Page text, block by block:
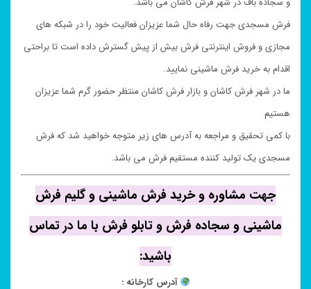
فرش مسجدی جهت رفاه حال شما عزیزان فعالیت خود را در شبکه های
مجازی و فروش اینترنتی فرش بیش از پیش گسترش داده است تا براحتی
اقدام به خرید فرش ماشینی نمایید.
ما در شهر فرش کاشان و بازار فرش کاشان منتظر حضور گرم شما عزیزان
هستیم
با کمی تحقیق و مراجعه به آدرس های زیر متوجه خواهید شد که فرش
مسجدی یک تولید کننده مستقیم فرش می باشد.
جهت مشاوره و خرید فرش ماشینی و گلیم فرش
ماشینی و سجاده فرش و تابلو فرش با ما در تماس
باشید:
آدرس کارخانه :